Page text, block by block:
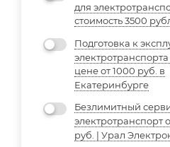
для
стоимость 3500
Подготовка к
цене от 1000 руб. в
Екатеринбурге
Безлимитный
электротранспорт
руб. | Урал